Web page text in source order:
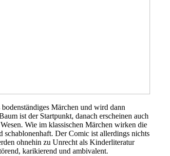
Märchen und wird dann
ist der Startpunkt, danach erscheinen auch
Wie im klassischen Märchen wirken die
schablonenhaft. Der Comic ist allerdings nichts
ohnehin zu Unrecht als Kinderliteratur
karikierend und ambivalent.